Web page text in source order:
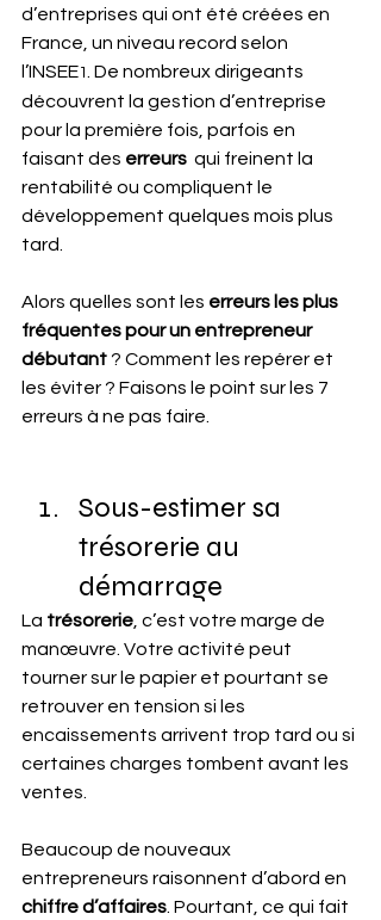
d’entreprises qui ont été créées en
France, un niveau record selon
l’INSEE1
. De nombreux dirigeants
découvrent la gestion d’entreprise
pour la première fois, parfois en
faisant des erreurs qui freinent la
rentabilité ou compliquent le
développement quelques mois plus
tard.
Alors quelles sont les erreurs les plus
fréquentes pour un entrepreneur
débutant ? Comment les repérer et
les éviter ? Faisons le point sur les 7
erreurs à ne pas faire.
Sous-estimer sa
trésorerie au
démarrage
La trésorerie , c’est votre marge de
manœuvre. Votre activité peut
tourner sur le papier et pourtant se
retrouver en tension si les
encaissements arrivent trop tard ou si
certaines charges tombent avant les
ventes.
Beaucoup de nouveaux
entrepreneurs raisonnent d’abord en
chiffre d’affaires . Pourtant, ce qui fait